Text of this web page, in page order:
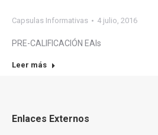
Capsulas Informativas 4 julio, 2016
PRE-CALIFICACIÓN EAIs
Leer más
Enlaces Externos